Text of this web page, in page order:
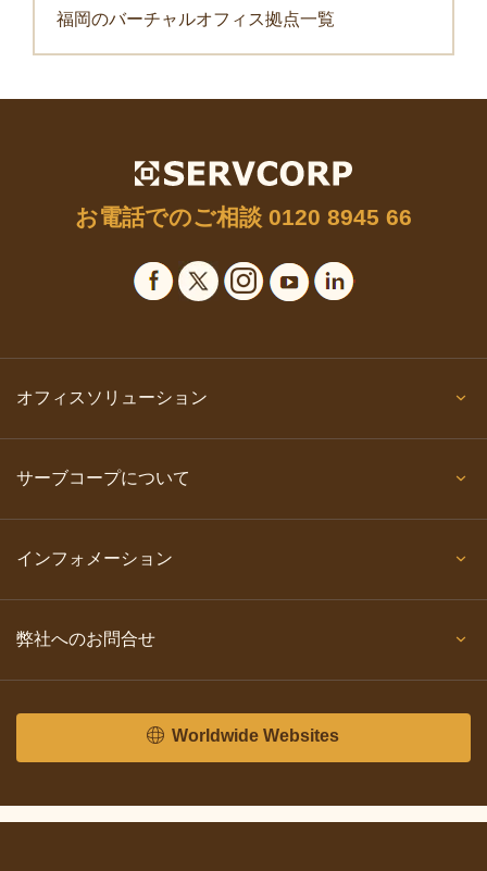
福岡のバーチャルオフィス拠点一覧
お電話でのご相談 0120 8945 66
オフィスソリューション
サーブコープについて
インフォメーション
弊社へのお問合せ
Worldwide Websites